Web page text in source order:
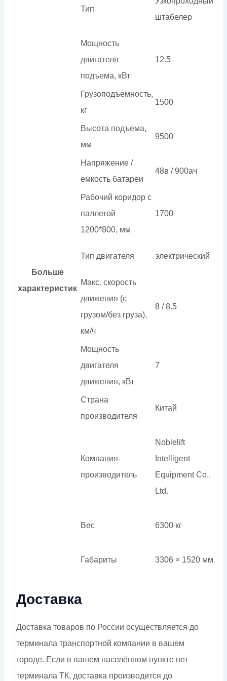
Больше
характеристик
Тип
штабелер
Мощность
двигателя
подъема, кВт
12.5
Грузоподъемность,
кг
1500
Высота подъема,
мм
9500
Напряжение /
емкость батареи
48в / 900ач
Рабочий коридор с
паллетой
1200*800, мм
1700
Тип двигателя электрический
Макс. скорость
движения (с
грузом/без груза),
км/ч
8 / 8.5
Мощность
двигателя
движения, кВт
7
Страна
производителя
Китай
Компания-
производитель
Noblelift
Intelligent
Equipment Co.,
Ltd.
Вес 6300 кг
Габариты 3306 × 1520 мм
Доставка
Доставка товаров по России осуществляется до
терминала транспортной компании в вашем
городе. Если в вашем населённом пункте нет
терминала ТК, доставка производится до